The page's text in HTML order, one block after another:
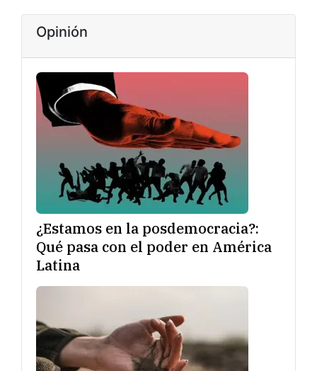
Opinión
¿Estamos en la posdemocracia?:
Qué pasa con el poder en América
Latina